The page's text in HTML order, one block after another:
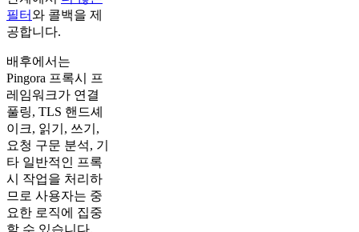
필터와 콜백을 제
공합니다.
배후에서는
Pingora 프록시 프
레임워크가 연결
풀링, TLS 핸드셰
이크, 읽기, 쓰기,
요청 구문 분석, 기
타 일반적인 프록
시 작업을 처리하
므로 사용자는 중
요한 로직에 집중
할 수 있습니다.